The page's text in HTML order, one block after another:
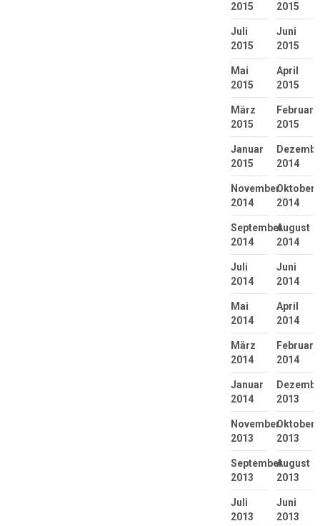
2015
2015
Juli
2015
Juni
2015
Mai
2015
April
2015
März
2015
Februar
2015
Januar
2015
2014
November
2014
Oktober
2014
September
2014
August
2014
Juli
2014
Juni
2014
Mai
2014
April
2014
März
2014
Februar
2014
Januar
2014
2013
November
2013
Oktober
2013
September
2013
August
2013
Juli
2013
Juni
2013